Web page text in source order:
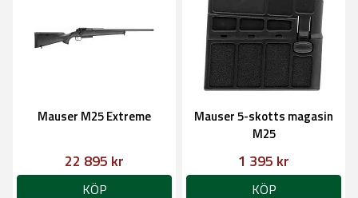
Mauser M25 Extreme
22 895 kr
KÖP
Mauser 5-skotts magasin
M25
1 395 kr
KÖP